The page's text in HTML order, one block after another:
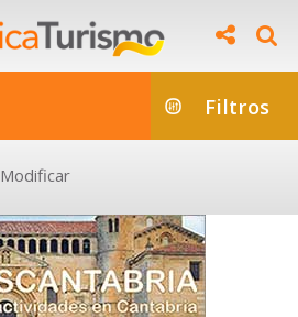
Filtros
Modificar